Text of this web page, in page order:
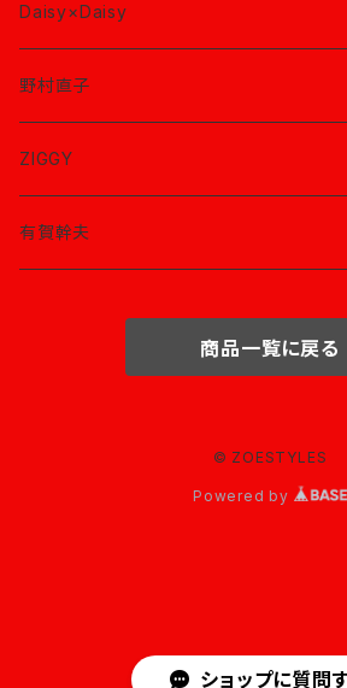
ショップに質問
Daisy×Daisy
野村直子
ZIGGY
有賀幹夫
商品一覧に戻る
© ZOESTYLES
Powered by